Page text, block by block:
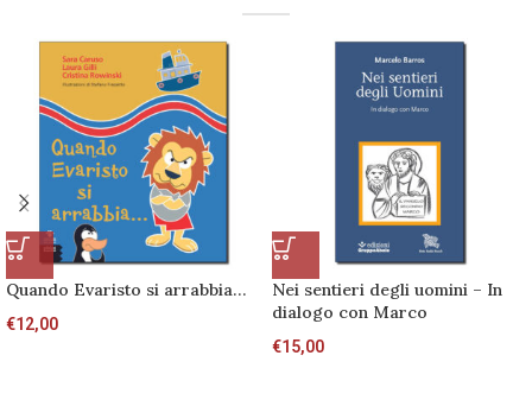
Quando Evaristo si arrabbia…
€12,00
Nei sentieri degli uomini – In
dialogo con Marco
€15,00